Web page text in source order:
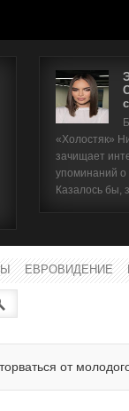
«Холостяк»
зачищает
упоминаний
Казалось бы,
ЕВРОВИДЕНИЕ
от
Имя